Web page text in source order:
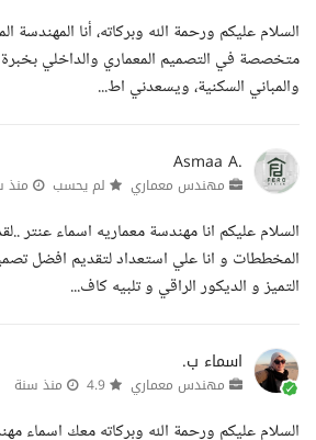
السلام عليكم ورحمة الله وبركاته، أنا المهندسة
متخصصة في التصميم المعماري والداخلي
والمباني السكنية، ويسعدني اط...
Asmaa A.
مهندس معماري لم يحسب منذ
السلام عليكم انا مهندسة معماريه اسماء عنتر
المخططات و انا علي استعداد لتقديم افضل
التميز و الديكور الراقي و تلبيه كاف...
اسماء ب.
مهندس معماري منذ سنة